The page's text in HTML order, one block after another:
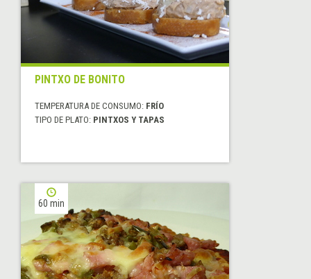
PINTXO DE BONITO
TEMPERATURA DE CONSUMO: FRÍO
TIPO DE PLATO: PINTXOS Y TAPAS
60 min